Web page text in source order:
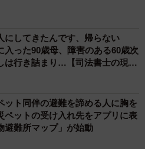
にしてきたんです、帰らない
った90歳母、障害のある60歳次
は行き詰まり…【司法書士の現場
ット同伴の避難を諦める人に胸を
ットの受け入れ先をアプリに表
避難所マップ」が始動